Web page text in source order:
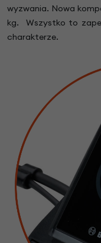
wyzwania. Nowa
kg. Wszystko to
charakterze.